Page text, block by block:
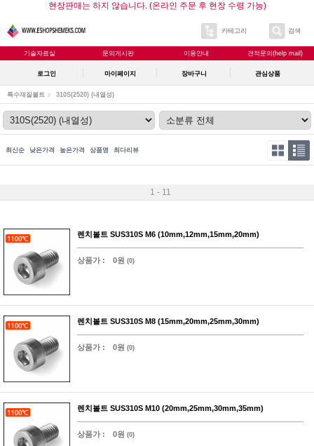
현장판매는 하지 않습니다. (온라인 주문 후 현장 수령 가능)
카테고리 검색
기술자료실 문의게시판 이용안내 견적문의(help mail)
로그인 마이페이지 장바구니 관심상품
특수재질볼트 310S(2520) (내열성)
최신순 낮은가격 높은가격 상품명 최다리뷰
1 - 11
렌치볼트 SUS310S M6 (10mm,12mm,15mm,20mm)
상품가 : 0원 (0)
렌치볼트 SUS310S M8 (15mm,20mm,25mm,30mm)
상품가 : 0원 (0)
렌치볼트 SUS310S M10 (20mm,25mm,30mm,35mm)
상품가 : 0원 (0)